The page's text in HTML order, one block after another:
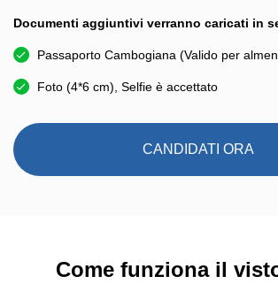
Documenti aggiuntivi verranno caricati in
Passaporto Cambogiana (Valido per
Foto (4*6 cm), Selfie è accettato
CANDIDATI ORA
Come funziona il